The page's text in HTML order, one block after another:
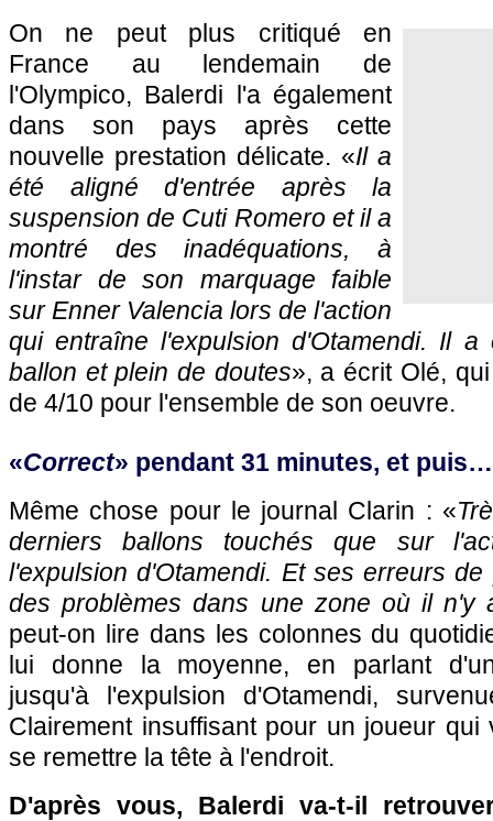
On ne peut plus critiqué en
France au lendemain de
l'Olympico, Balerdi l'a également
dans son pays après cette
nouvelle prestation délicate. «Il a
été aligné d'entrée après la
suspension de Cuti Romero et il a
montré des inadéquations, à
l'instar de son marquage faible
sur Enner Valencia lors de l'action
qui entraîne l'expulsion d'Otamendi. Il
ballon et plein de doutes», a écrit Olé,
de 4/10 pour l'ensemble de son oeuvre.
«Correct» pendant 31 minutes, et puis…
Même chose pour le journal Clarin : «
derniers ballons touchés que sur
l'expulsion d'Otamendi. Et ses erreurs
des problèmes dans une zone où il n'y
peut-on lire dans les colonnes du
lui donne la moyenne, en parlant
jusqu'à l'expulsion d'Otamendi,
Clairement insuffisant pour un joueur qui
se remettre la tête à l'endroit.
D'après vous, Balerdi va-t-il